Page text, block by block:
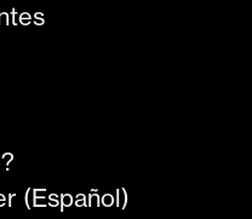
(Español)